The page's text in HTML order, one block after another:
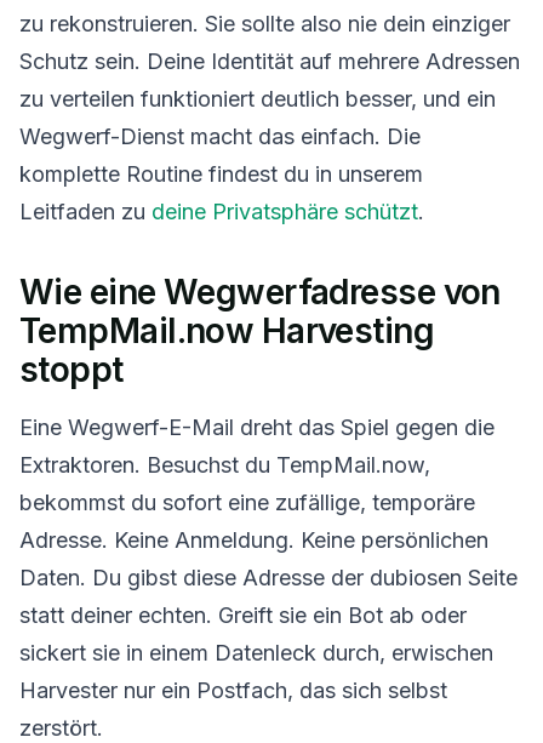
zu rekonstruieren. Sie sollte also nie dein einziger
Schutz sein. Deine Identität auf mehrere Adressen
zu verteilen funktioniert deutlich besser, und ein
Wegwerf-Dienst macht das einfach. Die
komplette Routine findest du in unserem
Leitfaden zu deine Privatsphäre schützt.
Wie eine Wegwerfadresse von
TempMail.now Harvesting
stoppt
Eine Wegwerf-E-Mail dreht das Spiel gegen die
Extraktoren. Besuchst du TempMail.now,
bekommst du sofort eine zufällige, temporäre
Adresse. Keine Anmeldung. Keine persönlichen
Daten. Du gibst diese Adresse der dubiosen Seite
statt deiner echten. Greift sie ein Bot ab oder
sickert sie in einem Datenleck durch, erwischen
Harvester nur ein Postfach, das sich selbst
zerstört.